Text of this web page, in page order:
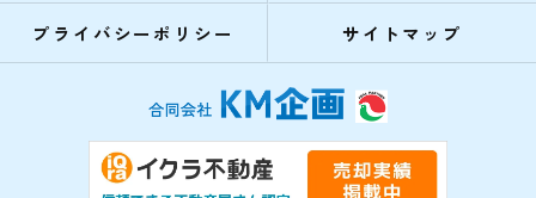
プライバシーポリシー サイトマップ